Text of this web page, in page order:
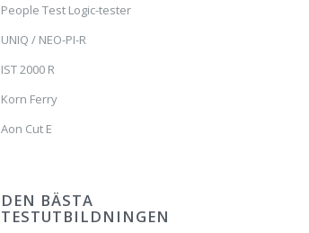
People Test Logic-tester
UNIQ / NEO-PI-R
IST 2000 R
Korn Ferry
Aon Cut E
DEN BÄSTA
TESTUTBILDNINGEN